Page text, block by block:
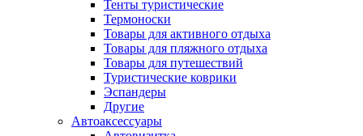
Тенты туристические
Термоноски
Товары для активного отдыха
Товары для пляжного отдыха
Товары для путешествий
Туристические коврики
Эспандеры
Другие
Автоаксессуары